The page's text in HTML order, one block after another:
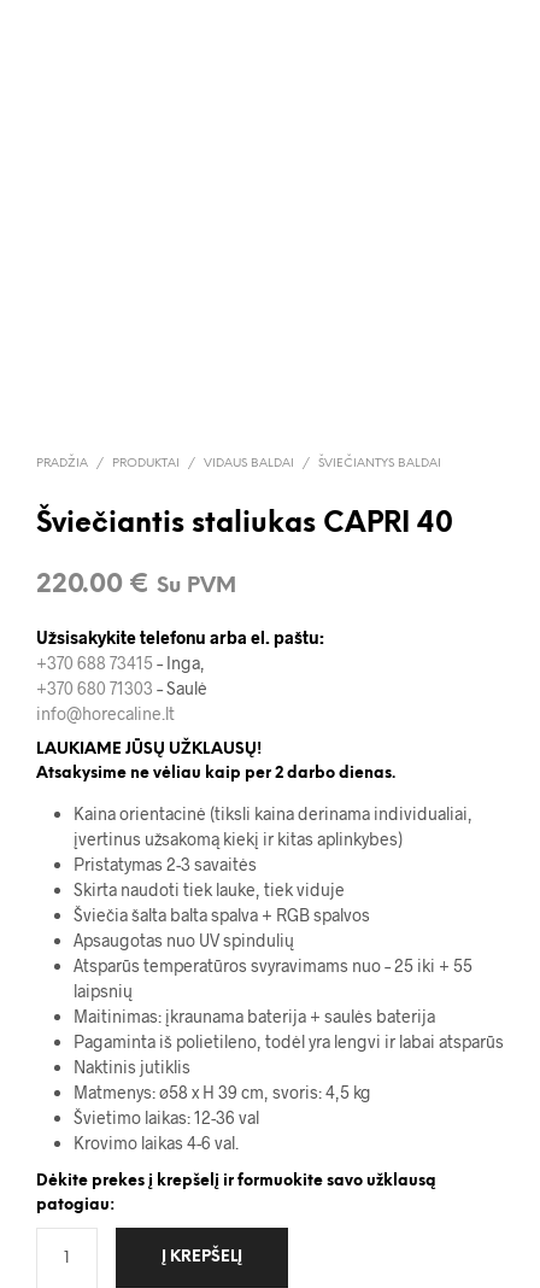
PRADŽIA / PRODUKTAI / VIDAUS BALDAI / ŠVIEČIANTYS BALDAI
Šviečiantis staliukas CAPRI 40
220.00 € Su PVM
Užsisakykite telefonu arba el. paštu:
+370 688 73415 – Inga,
+370 680 71303 – Saulė
info@horecaline.lt
LAUKIAME JŪSŲ UŽKLAUSŲ!
Atsakysime ne vėliau kaip per 2 darbo dienas.
Kaina orientacinė (tiksli kaina derinama individualiai,
įvertinus užsakomą kiekį ir kitas aplinkybes)
Pristatymas 2-3 savaitės
Skirta naudoti tiek lauke, tiek viduje
Šviečia šalta balta spalva + RGB spalvos
Apsaugotas nuo UV spindulių
Atsparūs temperatūros svyravimams nuo – 25 iki + 55
laipsnių
Maitinimas: įkraunama baterija + saulės baterija
Pagaminta iš polietileno, todėl yra lengvi ir labai atsparūs
Naktinis jutiklis
Matmenys: ø58 x H 39 cm, svoris: 4,5 kg
Švietimo laikas: 12-36 val
Krovimo laikas 4-6 val.
Dėkite prekes į krepšelį ir formuokite savo užklausą
patogiau:
Į KREPŠELĮ